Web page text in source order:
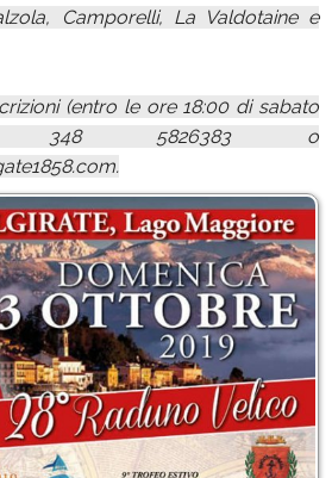
Camporelli, La Valdotaine e
(entro le ore 18:00 di sabato
348 5826383 o